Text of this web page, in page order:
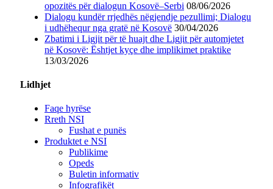
opozitës për dialogun Kosovë–Serbi 08/06/2026
Dialogu kundër rrjedhës nëgjendje pezullimi; Dialogu
i udhëhequr nga gratë në Kosovë 30/04/2026
Zbatimi i Ligjit për të huajt dhe Ligjit për automjetet
në Kosovë: Ështjet kyçe dhe implikimet praktike
13/03/2026
Lidhjet
Faqe hyrëse
Rreth NSI
Fushat e punës
Produktet e NSI
Publikime
Opeds
Buletin informativ
Infografikët